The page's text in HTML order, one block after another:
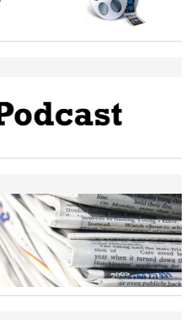
Terzjus: prima riunione a